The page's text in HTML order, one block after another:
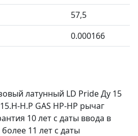
57,5
0.000166
латунный LD Pride Ду 15
Н.Р GAS НР-НР рычаг
10 лет с даты ввода в
11 лет с даты